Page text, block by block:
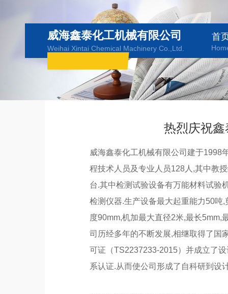
威海鑫泰化工机械有限公司
Weihai Xintai Chemical Machinery Co.,Ltd.
首
热烈庆祝
威海鑫泰化工机械有限公司建于1998
程技术人员及专业人员128人,其中教
台.其中检测试验设备有万能材料试验
检测仪器.生产设备最大起重能力50吨
度90mm,机加最大直径2米,最长5mm,
司历经多年的不断发展,相继取得了国
可证（TS2237233-2015）并成立了
系认证.从而使公司形成了自科研到设